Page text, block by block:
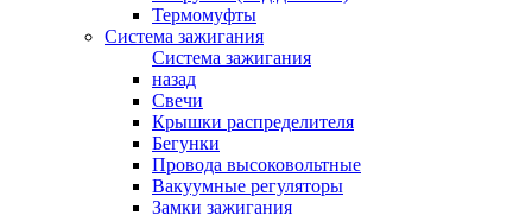
Термомуфты
Система зажигания
Система зажигания
назад
Свечи
Крышки распределителя
Бегунки
Провода высоковольтные
Вакуумные регуляторы
Замки зажигания